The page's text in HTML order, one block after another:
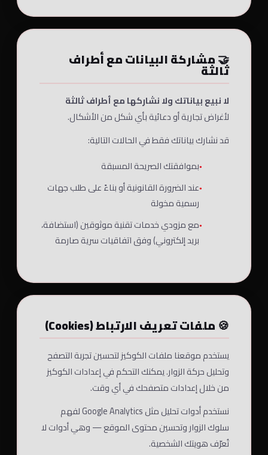
🤝 مشاركة البيانات مع أطراف
ثالثة
لا نبيع بياناتك ولا نشاركها مع أطراف ثالثة
لأغراض تجارية أو دعائية بأي شكل من الأشكال.
قد نشارك بياناتك فقط في الحالات التالية:
بموافقتك الصريحة المسبقة
عند الضرورة القانونية أو بناءً على طلب جهات
رسمية مخولة
مع مزودي خدمات تقنية موثوقين (استضافة،
بريد إلكتروني) وفق اتفاقيات سرية صارمة
🍪 ملفات تعريف الارتباط (Cookies)
يستخدم موقعنا ملفات الكوكيز لتحسين تجربة التصفح
وتحليل حركة الزوار. يمكنك التحكم في إعدادات الكوكيز
من خلال إعدادات متصفحك في أي وقت.
نستخدم أدوات تحليل مثل Google Analytics لفهم
سلوك الزوار وتحسين محتوى الموقع — وهي أدوات لا
تُعرّف هويتك الشخصية.